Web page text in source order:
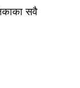
सवै